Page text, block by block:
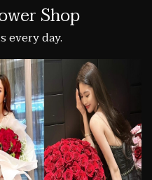
Shop
every day.